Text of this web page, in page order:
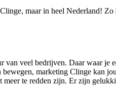
maar in heel Nederland!
veel bedrijven. Daar waar
marketing Clinge kan
te redden zijn. Er zijn